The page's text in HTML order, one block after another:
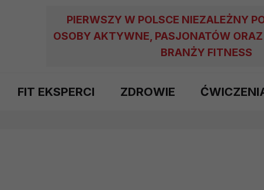
PIERWSZY W POLSCE NIEZALEŻNY
OSOBY AKTYWNE, PASJONATÓW ORAZ
BRANŻY FITNESS
FIT EKSPERCI ZDROWIE